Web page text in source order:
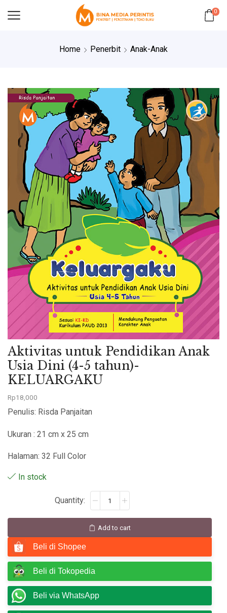
0
Home Penerbit Anak-Anak
Aktivitas untuk Pendidikan Anak
Usia Dini (4-5 tahun)-
KELUARGAKU
Rp18,000
Penulis: Risda Panjaitan
Ukuran : 21 cm x 25 cm
Halaman: 32 Full Color
In stock
Add to cart
Beli di Shopee
Beli di Tokopedia
Beli via WhatsApp